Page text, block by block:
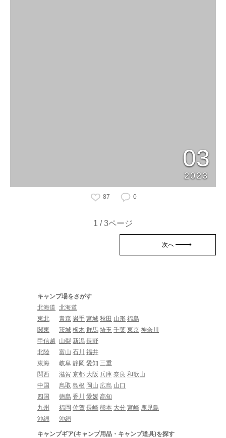
03
2023
87 0
1 / 3ページ
次へ
キャンプ場をさがす
北海道 北海道
東北
青森 岩手 宮城 秋田 山形 福島
関東
茨城 栃木 群馬 埼玉 千葉 東京 神奈川
甲信越
山梨 新潟 長野
北陸
富山 石川 福井
東海
岐阜 静岡 愛知 三重
関西
滋賀 京都 大阪 兵庫 奈良 和歌山
中国
鳥取 島根 岡山 広島 山口
四国
徳島 香川 愛媛 高知
九州
福岡 佐賀 長崎 熊本 大分 宮崎 鹿児島
沖縄
沖縄
キャンプギア(キャンプ用品・キャンプ道具)を探す